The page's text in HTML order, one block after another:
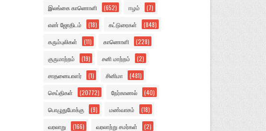
இலங்கை காணொளி (652) ஈழம் (7)
எண் ஜோதிடம் (18) கட்டுரைகள் (848)
கரும்புலிகள் (11) காணொளி (228)
குருமாற்றம் (19) சனி மாற்றம் (2)
சாதனையாளர் (1) சினிமா (481)
செய்திகள் (20772) நேர்காணல் (40)
பொழுதுபோக்கு (9) மண்வாசம் (18)
வரலாறு (166) வரலாற்று சமர்கள் (2)